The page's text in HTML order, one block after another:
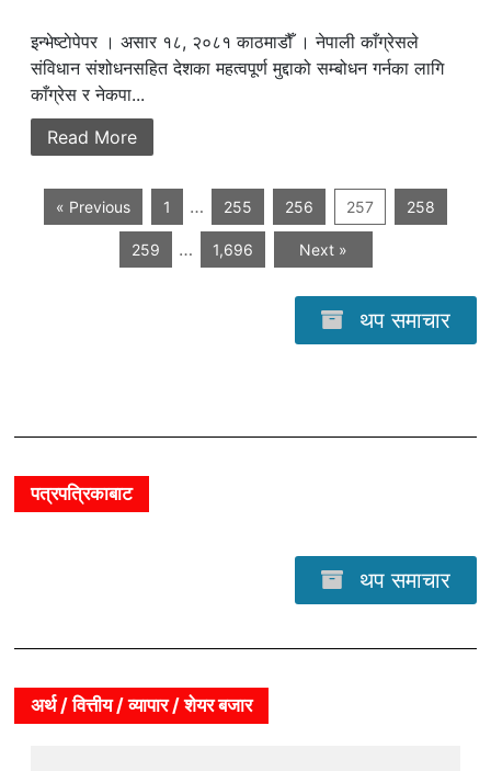
इन्भेष्टाेपेपर । असार १८, २०८१ काठमाडौँ । नेपाली काँग्रेसले
संविधान संशोधनसहित देशका महत्वपूर्ण मुद्दाको सम्बोधन गर्नका लागि
काँग्रेस र नेकपा...
Read More
« Previous 1 … 255 256 257 258
259 … 1,696 Next »
थप समाचार
पत्रपत्रिकाबाट
थप समाचार
अर्थ / वित्तीय / व्यापार / शेयर बजार